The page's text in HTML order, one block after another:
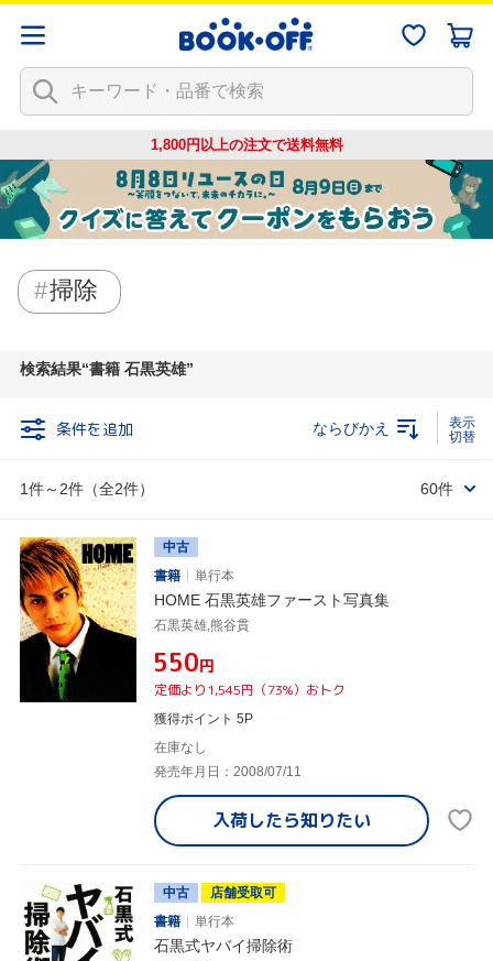
1,800円以上の注文で送料無料
掃除
検索結果 書籍 石黒英雄
条件を追加
1件～2件（全2件）
ならびかえ
60件
中古
書籍
単行本
HOME 石黒英雄ファースト写真集
石黒英雄,熊谷貫
¥550円
定価より1,545円（73%）おトク
獲得ポイント 5P
在庫なし
発売年月日：2008/07/11
入荷したら知りたい
中古
店舗受取可
書籍
単行本
石黒式ヤバイ掃除術